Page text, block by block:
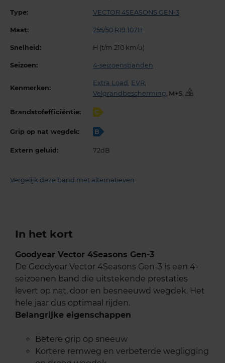
Type: VECTOR 4SEASONS GEN-3
Maat: 255/50 R19 107H
Snelheid: H (t/m 210 km/u)
Seizoen: 4-seizoensbanden
Kenmerken:
Extra Load , EVR,
Velgrandbescherming, ,
Brandstofefficiëntie: C
Grip op nat wegdek: B
Extern geluid: 72dB
Vergelijk deze band met alternatieven
In het kort
Goodyear Vector 4Seasons Gen-3
De Goodyear Vector 4Seasons Gen-3 is een 4-
seizoenen band die uitstekende prestaties
levert op nat, door en besneeuwd wegdek. Het
hele jaar dus optimaal rijden.
Belangrijke eigenschappen
Betere grip op sneeuw
Kortere remweg en verbeterde wegligging